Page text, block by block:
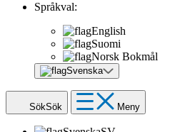
Språkval:
English
Suomi
Norsk Bokmål
Svenska
SökSök Meny